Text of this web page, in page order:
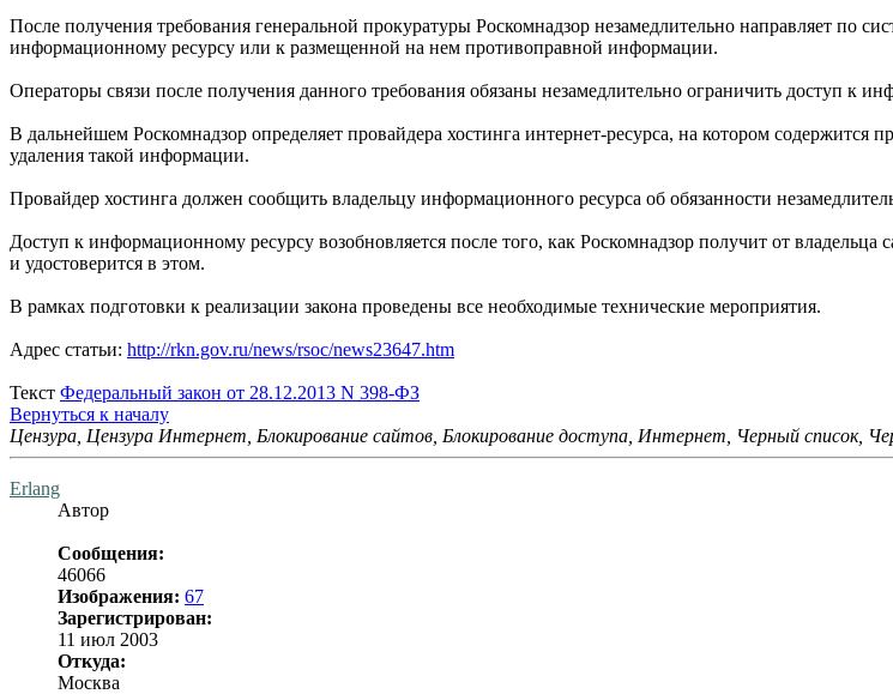
После получения требования генеральной прокуратуры Роскомнадзор незамедлительно направляет по
информационному ресурсу или к размещенной на нем противоправной информации.
Операторы связи после получения данного требования обязаны незамедлительно ограничить доступ
В дальнейшем Роскомнадзор определяет провайдера хостинга интернет-ресурса, на котором
удаления такой информации.
Провайдер хостинга должен сообщить владельцу информационного ресурса об обязанности
Доступ к информационному ресурсу возобновляется после того, как Роскомнадзор получит от
и удостоверится в этом.
В рамках подготовки к реализации закона проведены все необходимые технические мероприятия.
Адрес статьи: http://rkn.gov.ru/news/rsoc/news23647.htm
Текст Федеральный закон от 28.12.2013 N 398-ФЗ
Вернуться к началу
Цензура, Цензура Интернет, Блокирование сайтов, Блокирование доступа, Интернет, Черный список,
Erlang
Автор
Сообщения:
46066
Изображения: 67
Зарегистрирован:
11 июл 2003
Откуда:
Москва